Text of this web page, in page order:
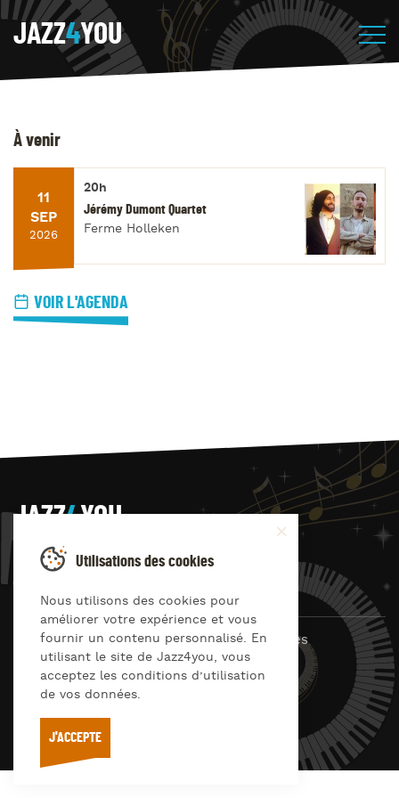
JAZZ4YOU
À venir
11
SEP
2026
20h
Jérémy Dumont Quartet
Ferme Holleken
VOIR L'AGENDA
JAZZ4YOU
Suivez-nous sur
© Jazz4you 2019 – 2026 Tous droits réservés
Déclaration de confidentialité
Cookies
RGPD & consentement
Utilisations des cookies
Nous utilisons des cookies pour
améliorer votre expérience et vous
fournir un contenu personnalisé. En
utilisant le site de Jazz4you, vous
acceptez les conditions d’utilisation
de vos données.
J'ACCEPTE